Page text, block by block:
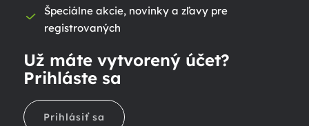
Špeciálne akcie, novinky a zľavy pre
registrovaných
Už máte vytvorený účet?
Prihláste sa
Prihlásiť sa